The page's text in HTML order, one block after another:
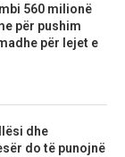
560 milionë
për pushim
për lejet e
dhe
do të punojnë